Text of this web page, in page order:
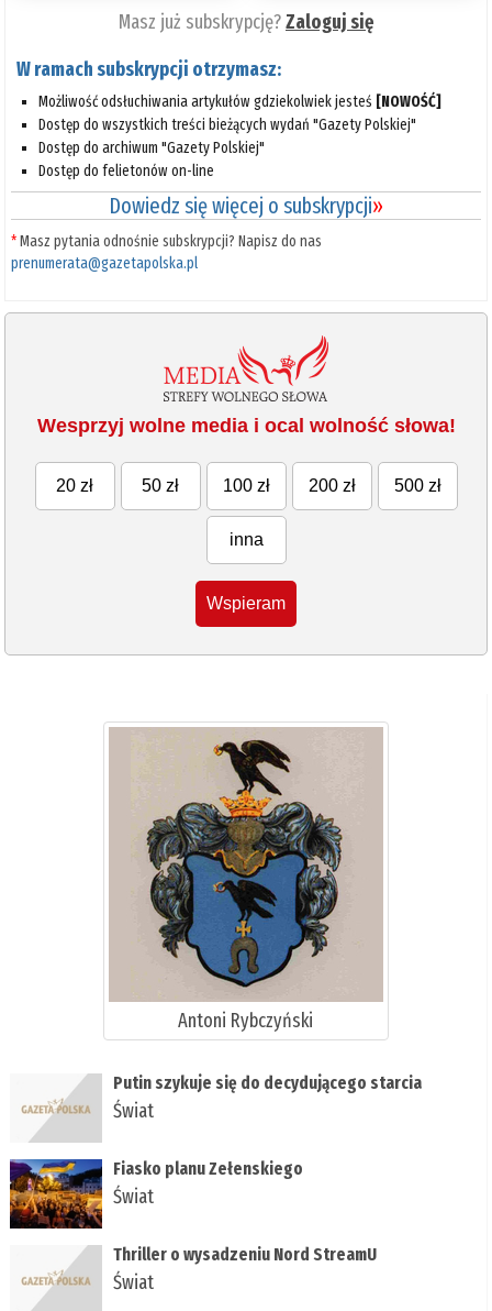
Masz już subskrypcję?Zaloguj się
W ramach subskrypcji otrzymasz:
Możliwość odsłuchiwania artykułów gdziekolwiek jesteś [NOWOŚĆ]
Dostęp do wszystkich treści bieżących wydań "Gazety Polskiej"
Dostęp do archiwum "Gazety Polskiej"
Dostęp do felietonów on-line
Dowiedz się więcej o subskrypcji»
*Masz pytania odnośnie subskrypcji? Napisz do nas
prenumerata@gazetapolska.pl
Wesprzyj wolne media i ocal wolność słowa!
20 zł 50 zł 100 zł 200 zł 500 zł
inna
Wspieram
Antoni Rybczyński
Putin szykuje się do decydującego starcia
Świat
Fiasko planu Zełenskiego
Świat
Thriller o wysadzeniu Nord StreamU
Świat